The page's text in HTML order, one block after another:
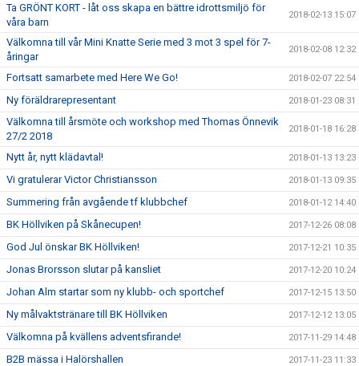
Ta GRÖNT KORT - låt oss skapa en bättre idrottsmiljö för
våra barn
2018-02-13 15:07
Välkomna till vår Mini Knatte Serie med 3 mot 3 spel för 7-
åringar
2018-02-08 12:32
Fortsatt samarbete med Here We Go! 2018-02-07 22:54
Ny föräldrarepresentant 2018-01-23 08:31
Välkomna till årsmöte och workshop med Thomas Önnevik
27/2 2018
2018-01-18 16:28
Nytt år, nytt klädavtal! 2018-01-13 13:23
Vi gratulerar Victor Christiansson 2018-01-13 09:35
Summering från avgående tf klubbchef 2018-01-12 14:40
BK Höllviken på Skånecupen! 2017-12-26 08:08
God Jul önskar BK Höllviken! 2017-12-21 10:35
Jonas Brorsson slutar på kansliet 2017-12-20 10:24
Johan Alm startar som ny klubb- och sportchef 2017-12-15 13:50
Ny målvaktstränare till BK Höllviken 2017-12-12 13:05
Välkomna på kvällens adventsfirande! 2017-11-29 14:48
B2B mässa i Halörshallen 2017-11-23 11:33